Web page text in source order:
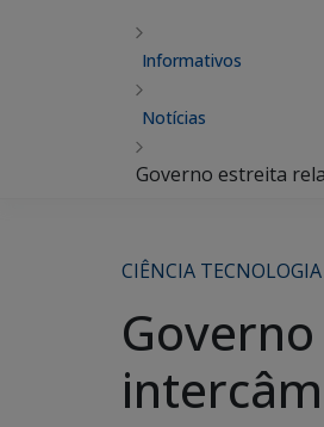
Informativos
Notícias
Governo estreita
CIÊNCIA